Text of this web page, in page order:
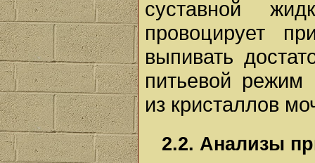
суставной
провоцирует
выпивать
питьевой режим
из кристаллов
2.2. Анализы